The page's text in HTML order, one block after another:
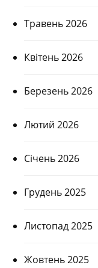
Травень 2026
Квітень 2026
Березень 2026
Лютий 2026
Січень 2026
Грудень 2025
Листопад 2025
Жовтень 2025